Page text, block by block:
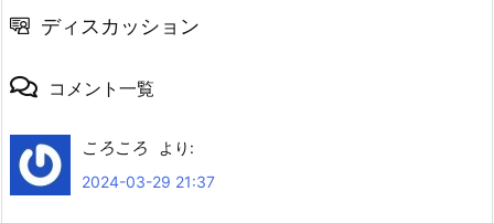
ディスカッション
コメント一覧
ころころ
より:
2024-03-29 21:37